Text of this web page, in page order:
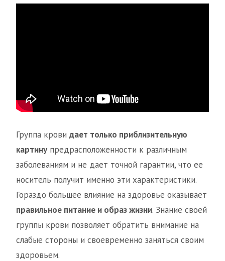
Группа крови дает только приблизительную
картину предрасположенности к различным
заболеваниям и не дает точной гарантии, что ее
носитель получит именно эти характеристики.
Гораздо большее влияние на здоровье оказывает
правильное питание и образ жизни. Знание своей
группы крови позволяет обратить внимание на
слабые стороны и своевременно заняться своим
здоровьем.